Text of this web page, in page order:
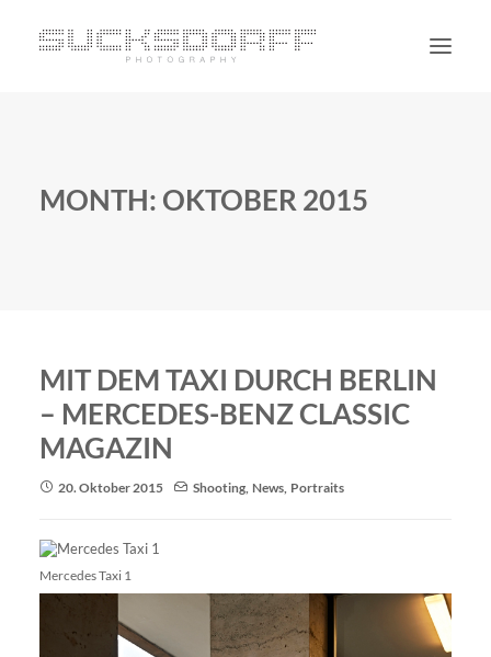
MONTH: OKTOBER 2015
MIT DEM TAXI DURCH BERLIN
– MERCEDES-BENZ CLASSIC
MAGAZIN
20. Oktober 2015 Shooting, News, Portraits
Mercedes Taxi 1